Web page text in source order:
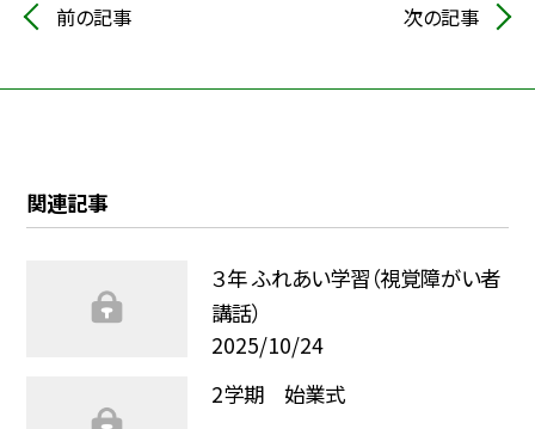
前の記事 次の記事
関連記事
３年 ふれあい学習（視覚障がい者
講話）
2025/10/24
2学期 始業式